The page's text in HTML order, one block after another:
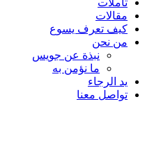
مقالات
كيف تعرف يسوع
من نحن
نبذة عن جويس
ما نؤمن به
يد الرجاء
تواصل معنا